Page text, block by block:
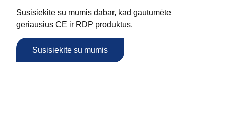
Susisiekite su mumis dabar, kad gautumėte
geriausius CE ir RDP produktus.
Susisiekite su mumis